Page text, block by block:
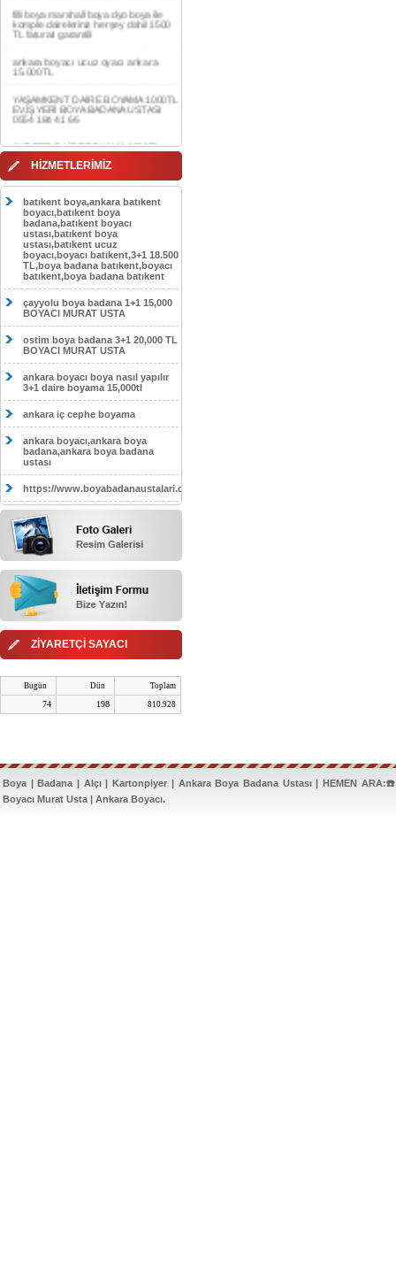
ankara boyacı ucuz oyacı ankara
15.000TL
YAŞAMKENT DAİRE BOYAMA 1000TL
EV,İŞYERİ BOYA BADANA USTASI
AKDERE DAİRE BOYAMA 1000TL
EV,İŞYERİ BOYA BADANA USTASI
CEBECİ DAİRE BOYAMA 1000TL
0554 184 41 66
HASKÖY DAİRE BOYAMA 1000TL
EV,İŞYERİ BOYA BADANA USTASI
0554 184 41 66
GÖLBAŞI DAİRE BOYAMA 1000TL
EV,İŞYERİ BOYA BADANA USTASI
0554 184 41 66
SOKULLU DAİRE BOYAMA 1000TL
EV,İŞYERİ BOYA BADANA USTASI
0554 184 41 66
HİZMETLERİMİZ
batıkent boya,ankara batıkent
boyacı,batıkent boya
badana,batıkent boyacı
ustası,batıkent boya
ustası,batıkent ucuz
boyacı,boyacı batıkent,3+1 18.500
TL,boya badana batıkent,boyacı
batıkent,boya badana batıkent
çayyolu boya badana 1+1 15,000
BOYACI MURAT USTA
ostim boya badana 3+1 20,000 TL
BOYACI MURAT USTA
ankara boyacı boya nasıl yapılır
3+1 daire boyama 15,000tl
ankara iç cephe boyama
ankara boyacı,ankara boya
badana,ankara boya badana
ustası
https://www.boyabadanaustalari.com/
ZİYARETÇİ SAYACI
Bugün Dün Toplam
74 198 810.928
Boya | Badana | Alçı | Kartonpiyer | Ankara Boya Badana Ustası | HEMEN
Boyacı Murat Usta | Ankara Boyacı.